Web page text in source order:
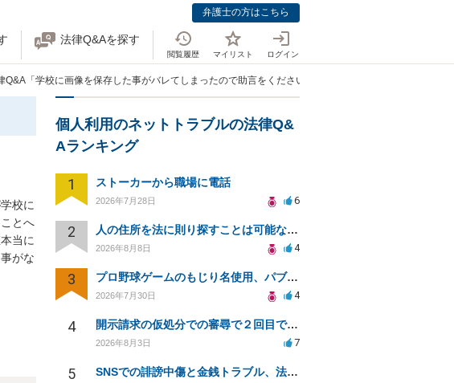
弁護士の方はこちら
法律Q&Aを探す
閲覧履歴 マイリスト ログイン
Q&A「学校に画像を保存した事がバレてしまったので助言をください。」
校に
とへ
当に
がな
個人利用のネットトラブルの法律Q&
Aランキング
1 ストーカーから職場に電話
2026年7月28日 6
2 人の住所を法に則り探すことは可能なのか？
2026年8月8日 4
3 プロ野球ゲームのもじり名使用、パブリシティ権の影響は？
2026年7月30日 4
4 開示請求の仮処分での審尋で２回目で終わらない場合どうしたらいいですか
2026年8月3日 7
5 SNSでの誹謗中傷と金銭トラブル、法的対応の相談